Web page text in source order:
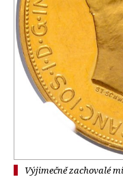
Výjimečně zachovalé